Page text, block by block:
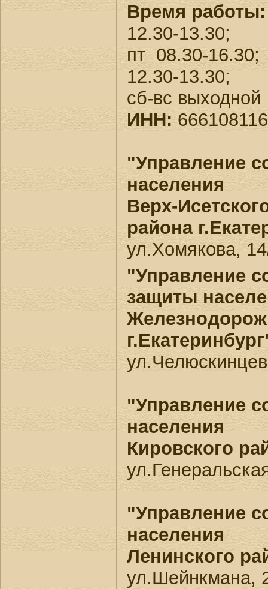
Время работы:
12.30-13.30;
пт 08.30-16.30;
12.30-13.30;
сб-вс выходной
ИНН:
"Управление
населения
Верх-
района
ул.Хомякова,
"Управление
защиты
"Управление
населения
Кировского
"Управление
населения
Ленинского
ул.Шейнкмана,